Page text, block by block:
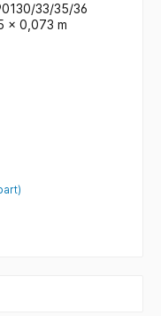
33/35/36
x 0,073 m